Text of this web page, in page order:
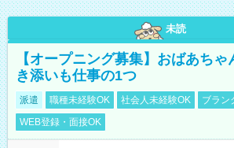
未読
【オープニング募集】おばあち
き添いも仕事の1つ
派遣 職種未経験OK 社会人未経験OK
ブラン
WEB登録・面接OK